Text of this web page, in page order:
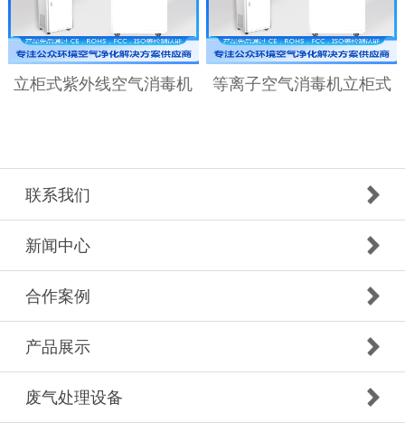
立柜式紫外线空气消毒机 等离子空气消毒机立柜式
联系我们
新闻中心
合作案例
产品展示
废气处理设备